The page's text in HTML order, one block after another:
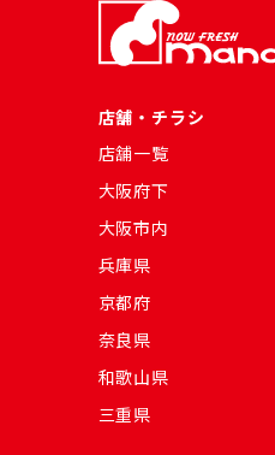
店舗・チラシ
店舗一覧
大阪府下
大阪市内
兵庫県
京都府
奈良県
和歌山県
三重県